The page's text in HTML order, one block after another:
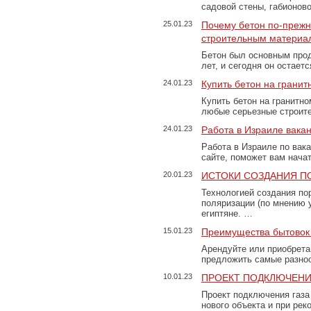
садовой стены,
25.01.23
Почему бетон по-
строительным
Бетон был основным
лет, и сегодня он
24.01.23 Купить бетон на
Купить бетон на
любые серьезные
24.01.23 Работа в Израиле
Работа в Израиле по
сайте, поможет вам
20.01.23 ИСТОКИ СОЗДАНИЯ
Технологией создания
поляризации (по
египтяне. …
15.01.23 Преимущества
Арендуйте или
предложить самые
10.01.23 ПРОЕКТ
Проект подключения
нового объекта и при